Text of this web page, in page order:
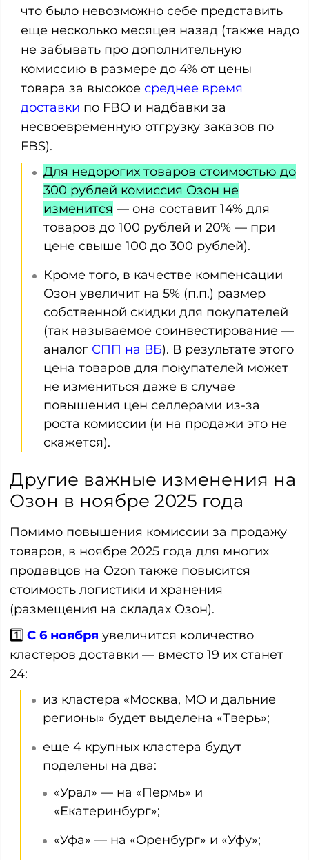
что было невозможно себе представить
еще несколько месяцев назад (также надо
не забывать про дополнительную
комиссию в размере до 4% от цены
товара за высокое среднее время
доставки по FBO и надбавки за
несвоевременную отгрузку заказов по
FBS).
Для недорогих товаров стоимостью до
300 рублей комиссия Озон не
изменится — она составит 14% для
товаров до 100 рублей и 20% — при
цене свыше 100 до 300 рублей).
Кроме того, в качестве компенсации
Озон увеличит на 5% (п.п.) размер
собственной скидки для покупателей
(так называемое соинвестирование —
аналог СПП на ВБ). В результате этого
цена товаров для покупателей может
не измениться даже в случае
повышения цен селлерами из-за
роста комиссии (и на продажи это не
скажется).
Другие важные изменения на
Озон в ноябре 2025 года
Помимо повышения комиссии за продажу
товаров, в ноябре 2025 года для многих
продавцов на Ozon также повысится
стоимость логистики и хранения
(размещения на складах Озон).
1️⃣ С 6 ноября увеличится количество
кластеров доставки — вместо 19 их станет
24:
из кластера «Москва, МО и дальние
регионы» будет выделена «Тверь»;
еще 4 крупных кластера будут
поделены на два:
«Урал» — на «Пермь» и
«Екатеринбург»;
«Уфа» — на «Оренбург» и «Уфу»;